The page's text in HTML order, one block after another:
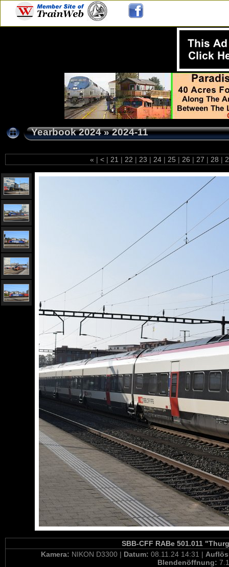
Yearbook 2024»2024-11
« | < | 21 | 22 | 23 | 24 | 25 | 26 | 27 | 28 |
SBB-CFF RABe 501.011
Kamera: NIKON D3300 | Datum: 08.11.24 14:31 |
Blendenöffnung: